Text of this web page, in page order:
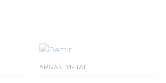
ARSAN METAL